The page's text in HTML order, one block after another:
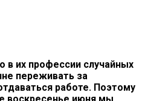
в их профессии случайных
переживать за
работе. Поэтому